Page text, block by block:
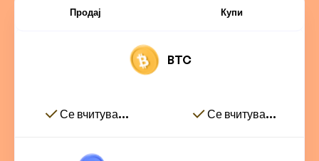
Продај Купи
BTC
Се вчитува... Се вчитува...